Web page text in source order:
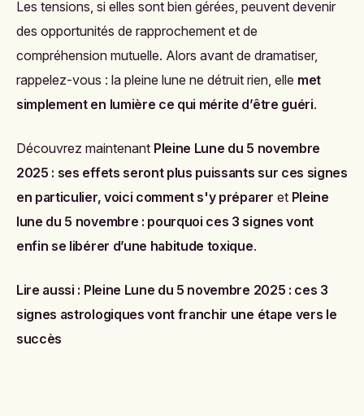
Les tensions, si elles sont bien gérées, peuvent devenir
des opportunités de rapprochement et de
compréhension mutuelle. Alors avant de dramatiser,
rappelez-vous : la pleine lune ne détruit rien, elle met
simplement en lumière ce qui mérite d’être guéri.
Découvrez maintenant Pleine Lune du 5 novembre
2025 : ses effets seront plus puissants sur ces signes
en particulier, voici comment s'y préparer et Pleine
lune du 5 novembre : pourquoi ces 3 signes vont
enfin se libérer d’une habitude toxique.
Lire aussi : Pleine Lune du 5 novembre 2025 : ces 3
signes astrologiques vont franchir une étape vers le
succès